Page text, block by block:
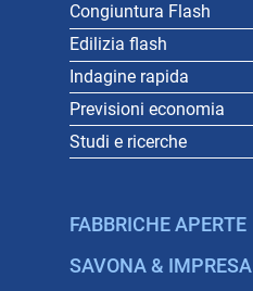
Congiuntura Flash
Edilizia flash
Indagine rapida
Previsioni economia
Studi e ricerche
FABBRICHE APERTE
SAVONA & IMPRESA